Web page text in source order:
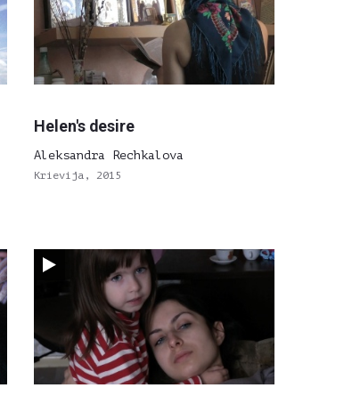
Helen's desire
Aleksandra Rechkalova
Krievija, 2015